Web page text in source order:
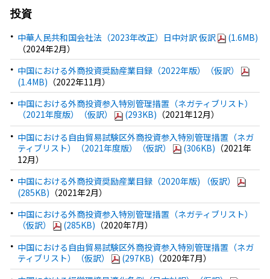
投資
中華人民共和国会社法（2023年改正）日中対訳 仮訳
(1.6MB)
（2024年2月）
中国における外商投資奨励産業目録（2022年版）（仮訳）
(1.4MB) （2022年11月）
中国における外商投資参入特別管理措置（ネガティブリスト）
（2021年度版）（仮訳）
(293KB) （2021年12月）
中国における自由貿易試験区外商投資参入特別管理措置（ネガ
ティブリスト）（2021年度版）（仮訳）
(306KB) （2021年
12月）
中国における外商投資奨励産業目録（2020年版) （仮訳）
(285KB) （2021年2月）
中国における外商投資参入特別管理措置（ネガティブリスト）
（仮訳）
(285KB) （2020年7月）
中国における自由貿易試験区外商投資参入特別管理措置（ネガ
ティブリスト）（仮訳）
(297KB) （2020年7月）